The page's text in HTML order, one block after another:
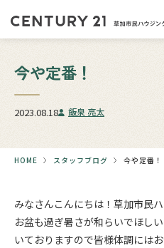
今や定番！
2023.08.18 飯泉 亮太
HOME スタッフブログ 今や定番！
みなさんこんにちは！草加市民
お盆も過ぎ暑さが和らいでほし
いておりますので皆様体調には